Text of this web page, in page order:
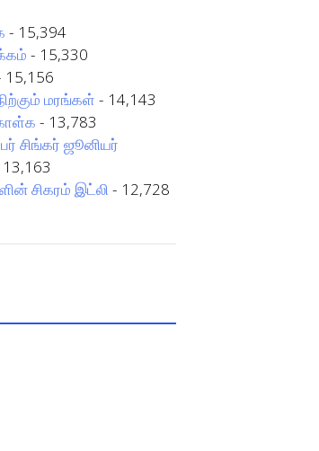
- 15,394
- 15,330
15,156
மரங்கள் - 14,143
- 13,783
சிங்கர் ஜூனியர்
சிகரம் இட்லி - 12,728